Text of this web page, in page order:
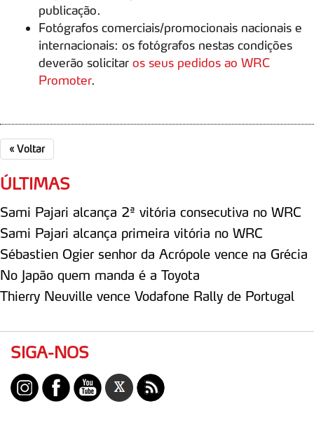
publicação.
Fotógrafos comerciais/promocionais nacionais e
internacionais: os fotógrafos nestas condições
deverão solicitar os seus pedidos ao WRC
Promoter.
« Voltar
ÚLTIMAS
Sami Pajari alcança 2ª vitória consecutiva no WRC
Sami Pajari alcança primeira vitória no WRC
Sébastien Ogier senhor da Acrópole vence na Grécia
No Japão quem manda é a Toyota
Thierry Neuville vence Vodafone Rally de Portugal
SIGA-NOS